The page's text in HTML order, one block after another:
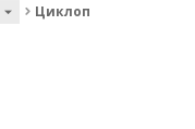
Циклоп